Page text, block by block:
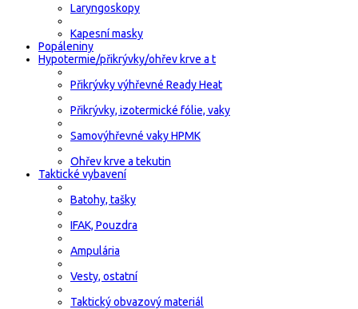
Laryngoskopy
Kapesní masky
Popáleniny
Hypotermie/přikrývky/ohřev krve a t
Přikrývky výhřevné Ready Heat
Přikrývky, izotermické fólie, vaky
Samovýhřevné vaky HPMK
Ohřev krve a tekutin
Taktické vybavení
Batohy, tašky
IFAK, Pouzdra
Ampulária
Vesty, ostatní
Taktický obvazový materiál